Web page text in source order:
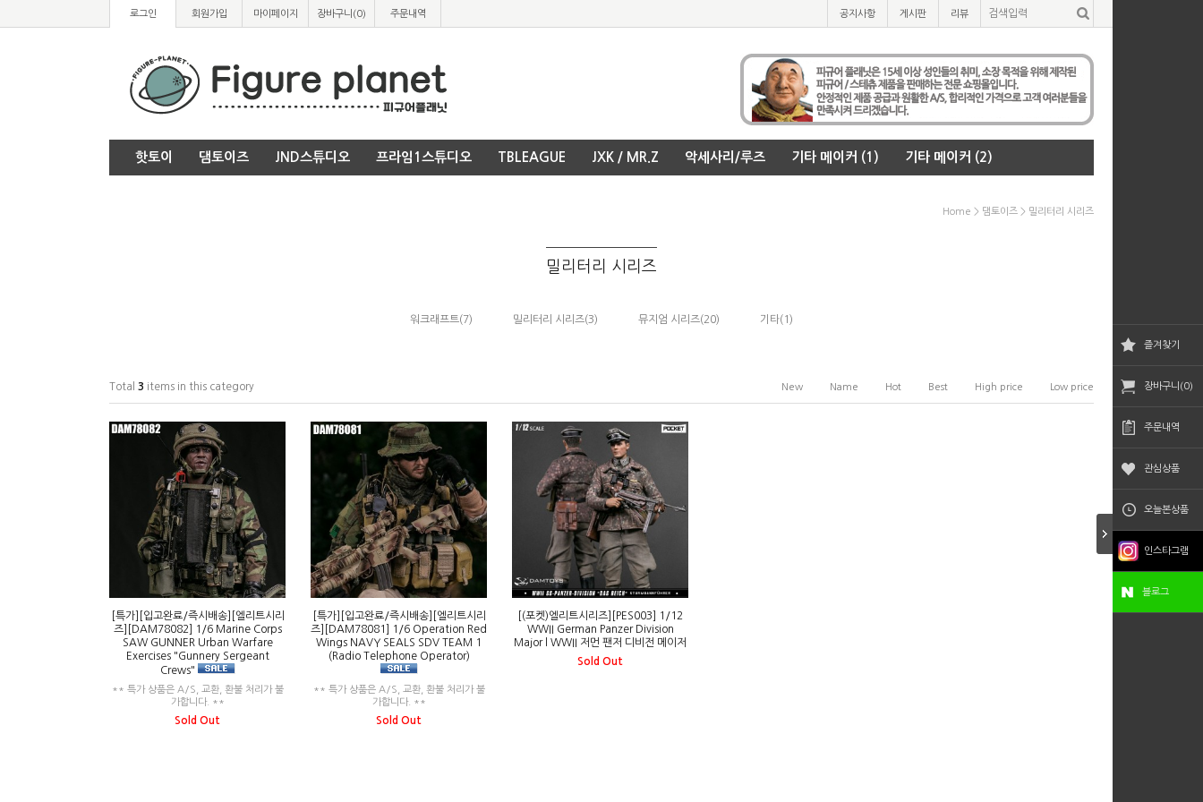
즐겨찾기
장바구니(0)
주문내역
관심상품
오늘본상품
인스타그램
블로그
로그인 회원가입 마이페이지 장바구니(0) 주문내역 공지사항 게시판 리뷰
핫토이 댐토이즈 JND스튜디오 프라임1스튜디오 TBLEAGUE JXK / MR.Z 악세사리/루즈 기타 메이커 (1) 기타 메이커 (2)
Home > 댐토이즈 > 밀리터리 시리즈
밀리터리 시리즈
워크래프트(7) 밀리터리 시리즈(3) 뮤지엄 시리즈(20) 기타(1)
Total 3 items in this category New Name Hot Best High price Low price
[특가][입고완료/즉시배송][엘리트시리
즈][DAM78082] 1/6 Marine Corps
SAW GUNNER Urban Warfare
Exercises "Gunnery Sergeant
Crews"
** 특가 상품은 A/S, 교환, 환불 처리가 불
가합니다. **
Sold Out
[특가][입고완료/즉시배송][엘리트시리
즈][DAM78081] 1/6 Operation Red
Wings NAVY SEALS SDV TEAM 1
(Radio Telephone Operator)
** 특가 상품은 A/S, 교환, 환불 처리가 불
가합니다. **
Sold Out
[(포켓)엘리트시리즈][PES003] 1/12
WWII German Panzer Division
Major l WWII 저먼 팬저 디비전 메이저
Sold Out